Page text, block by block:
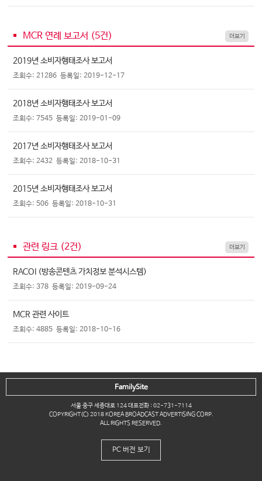
MCR 연례 보고서 (5건) 더보기
2019년 소비자행태조사 보고서
조회수: 21286 등록일: 2019-12-17
2018년 소비자행태조사 보고서
조회수: 7545 등록일: 2019-01-09
2017년 소비자행태조사 보고서
조회수: 2432 등록일: 2018-10-31
2015년 소비자행태조사 보고서
조회수: 506 등록일: 2018-10-31
관련 링크 (2건) 더보기
RACOI (방송콘텐츠 가치정보 분석시스템)
조회수: 378 등록일: 2019-09-24
MCR 관련 사이트
조회수: 4885 등록일: 2018-10-16
서울 중구 세종대로 124 대표전화 : 02-731-7114
COPYRIGHT(C) 2018 KOREA BROADCAST ADVERTISING CORP.
ALL RIGHTS RESERVED.
FamilySite
PC 버전 보기